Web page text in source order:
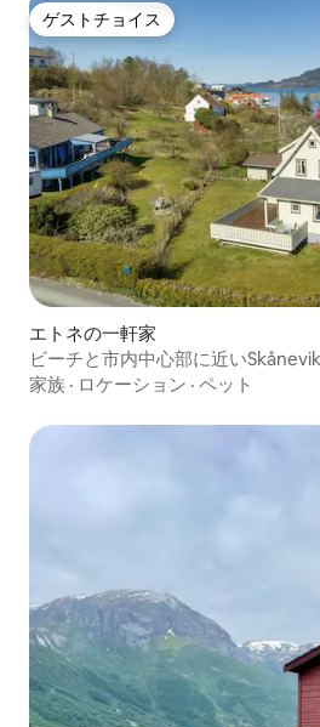
ゲストチョイス
ゲストチョイス
エトネの一軒家
ビーチと市内中心部に近い
家族 · ロケーション · ペット